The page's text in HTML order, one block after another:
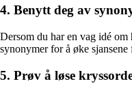
4. Benytt deg av
Dersom du har en vag idé
synonymer for å øke
5. Prøv å løse